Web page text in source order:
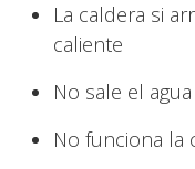
La caldera si
caliente
No sale el
No funciona la